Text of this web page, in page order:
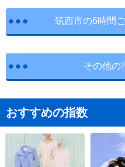
筑西市の6時間
その他の
おすすめの指数